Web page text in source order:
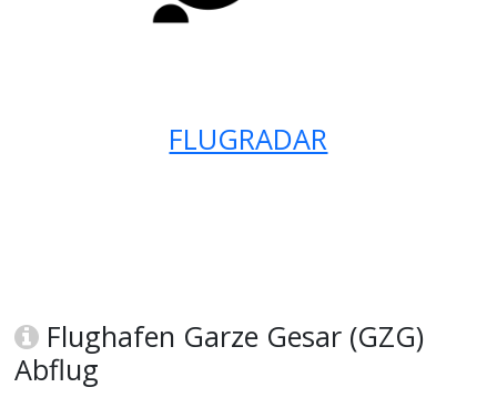
FLUGRADAR
Flughafen Garze Gesar (GZG)
Abflug